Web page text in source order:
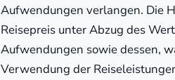
Aufwendungen verlangen. Die
Reisepreis unter Abzug des
Aufwendungen sowie dessen,
Verwendung der